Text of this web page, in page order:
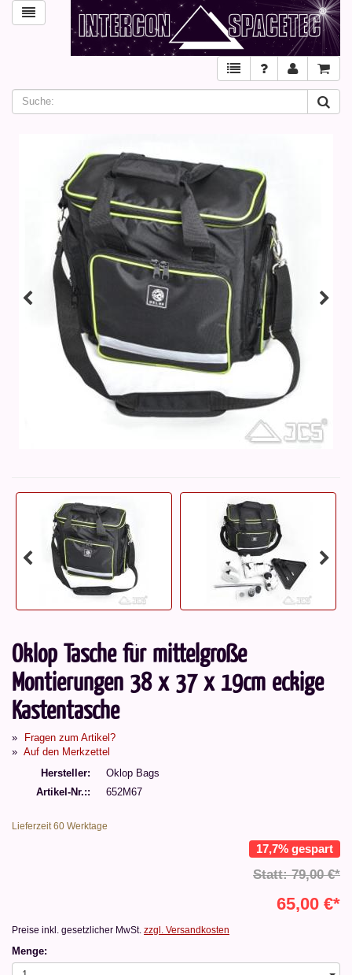
Oklop Tasche für mittelgroße
Montierungen 38 x 37 x 19cm eckige
Kastentasche
Fragen zum Artikel?
Auf den Merkzettel
Hersteller
Oklop Bags
Artikel-Nr.:
652M67
Lieferzeit 60 Werktage
17,7% gespart
Statt: 79,00 €*
65,00 €*
Preise inkl. gesetzlicher MwSt. zzgl. Versandkosten
Menge: